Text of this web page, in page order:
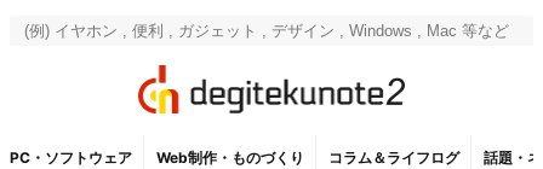
PC・ソフトウェア Web制作・ものづくり コラム＆ライフログ 話題・